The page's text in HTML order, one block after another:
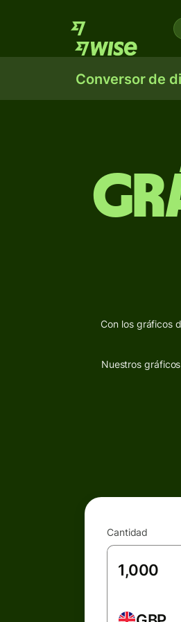
Conversor de
Con los gráficos
Nuestros
Cantidad